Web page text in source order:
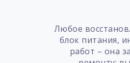
Любое
блок питания,
работ – она